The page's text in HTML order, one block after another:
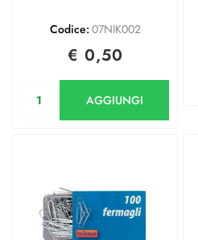
Codice: 07NIK002
€ 0,50
AGGIUNGI